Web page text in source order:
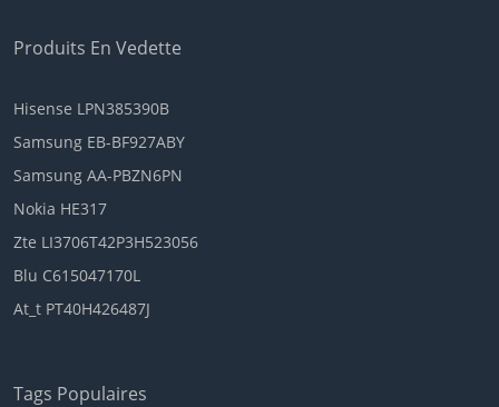
Produits En Vedette
Hisense LPN385390B
Samsung EB-BF927ABY
Samsung AA-PBZN6PN
Nokia HE317
Zte LI3706T42P3H523056
Blu C615047170L
At_t PT40H426487J
Tags Populaires